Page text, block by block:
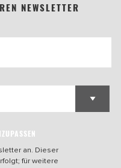
NEWSLETTER
an. Dieser
für weitere